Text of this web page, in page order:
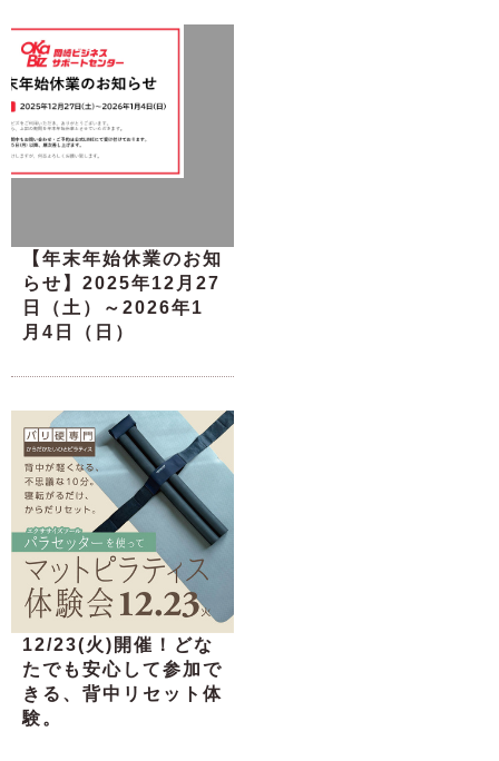
【年末年始休業のお知
らせ】2025年12月27
日（土）～2026年1
月4日（日）
12/23(火)開催！どな
たでも安心して参加で
きる、背中リセット体
験。